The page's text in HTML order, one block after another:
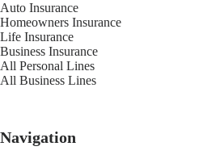
Auto Insurance
Homeowners Insurance
Life Insurance
Business Insurance
All Personal Lines
All Business Lines
Navigation